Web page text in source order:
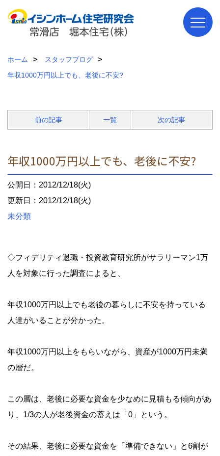
ホーム
スタッフブログ
年収1000万円以上でも、老後に不安?
前の記事 一覧 次の記事
年収1000万円以上でも、老後に不安?
公開日：2012/12/18(火)
更新日：2012/12/18(火)
未分類
◇フィデリティ退職・投資教育研究所がサラリーマン1万
人を対象に行った調査によると、
年収1000万円以上でも老後の暮らしに不安を持っている
人達がいることが分かった。
年収1000万円以上をもらいながら、資産が1000万円未満
の層だ。
この層は、老後に必要な資金を少なめに見積もる傾向があ
り、1/3の人が老後資金の蓄えは「0」という。
その結果、老後に必要な資金を「準備できない」と6割が